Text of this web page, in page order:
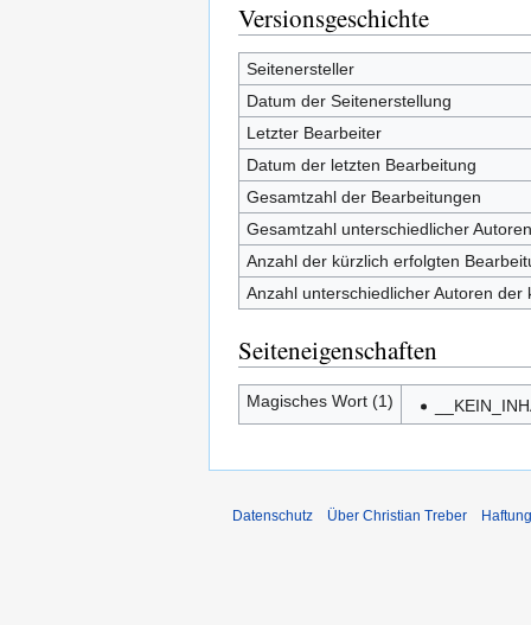
Versionsgeschichte
Seitenersteller
Datum der Seitenerstellung
Letzter Bearbeiter
Datum der letzten Bearbeitung
Gesamtzahl der Bearbeitungen
Gesamtzahl unterschiedlicher Autoren
Anzahl der kürzlich erfolgten
Anzahl unterschiedlicher Autoren
Seiteneigenschaften
Magisches Wort (1)
Datenschutz Über Christian Treber